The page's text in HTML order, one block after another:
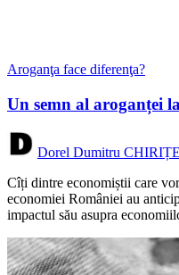
Aroganţa face diferenţa?
Un semn al aroganței
Dorel Dumitru
Cîți dintre economiștii care
economiei României au
impactul său asupra